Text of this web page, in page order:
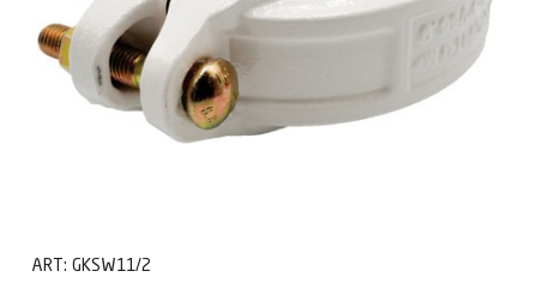
ART: GKSW11/2